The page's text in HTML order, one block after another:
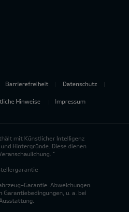
Barrierefreiheit Datenschutz
Hinweise Impressum
mit Künstlicher Intelligenz
Hintergründe. Diese dienen
*
Garantie. Abweichungen
Garantiebedingungen, u. a. bei